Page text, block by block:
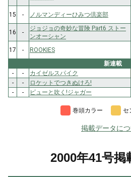
15
- ノルマンディーひみつ倶楽部
16
-
ジョジョの奇妙な冒険 Part6 ストー
ンオーシャン
17
- ROOKIES
新連載
-
- カイゼルスパイク
-
- ロケットでつきぬけろ!
-
- ピューと吹く!ジャガー
巻頭カラー セ
掲載データに
2000年41号掲